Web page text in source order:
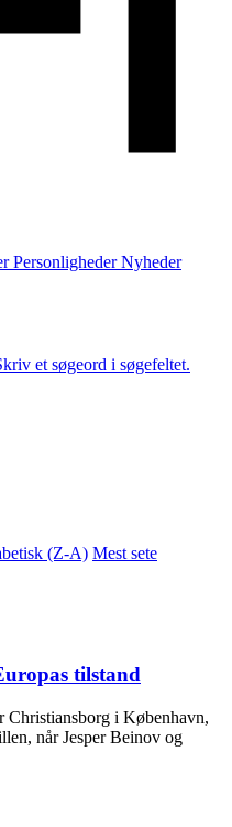
Personligheder Nyheder
et søgeord i søgefeltet.
(Z-A) Mest sete
tilstand
Christiansborg i København,
når Jesper Beinov og